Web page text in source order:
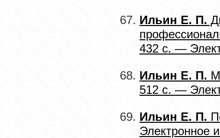
Ильин Е. П.
432 с. —
Ильин Е. П.
512 с. —
Ильин Е. П.
Электронное